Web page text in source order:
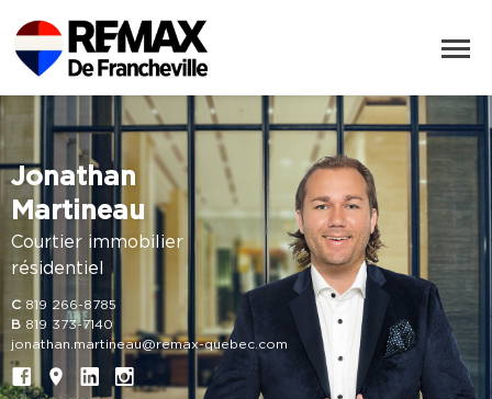
Jonathan
Martineau
Courtier immobilier
résidentiel
C 819 266-8785
B 819 373-7140
jonathan.martineau@remax-quebec.com